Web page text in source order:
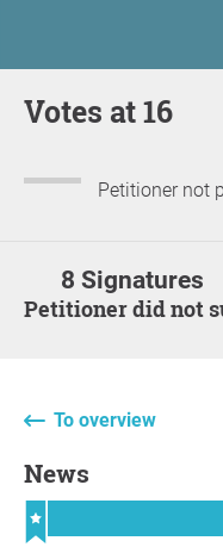
votes at 16
Petitioner not
8 Signatures
Petitioner did not
To overview
News